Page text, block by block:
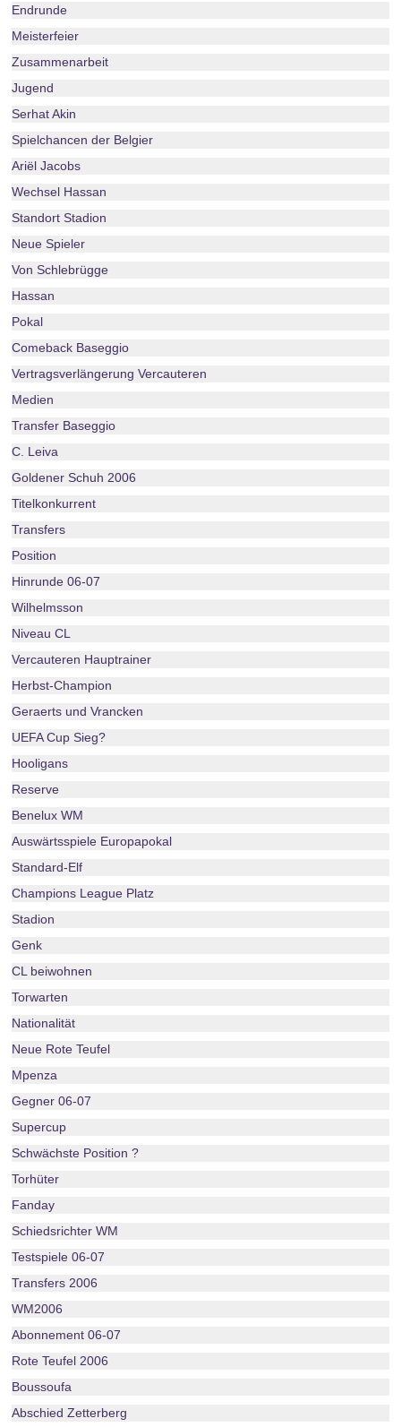
Endrunde
Meisterfeier
Zusammenarbeit
Jugend
Serhat Akin
Spielchancen der Belgier
Ariël Jacobs
Wechsel Hassan
Standort Stadion
Neue Spieler
Von Schlebrügge
Hassan
Pokal
Comeback Baseggio
Vertragsverlängerung Vercauteren
Medien
Transfer Baseggio
C. Leiva
Goldener Schuh 2006
Titelkonkurrent
Transfers
Position
Hinrunde 06-07
Wilhelmsson
Niveau CL
Vercauteren Hauptrainer
Herbst-Champion
Geraerts und Vrancken
UEFA Cup Sieg?
Hooligans
Reserve
Benelux WM
Auswärtsspiele Europapokal
Standard-Elf
Champions League Platz
Stadion
Genk
CL beiwohnen
Torwarten
Nationalität
Neue Rote Teufel
Mpenza
Gegner 06-07
Supercup
Schwächste Position ?
Torhüter
Fanday
Schiedsrichter WM
Testspiele 06-07
Transfers 2006
WM2006
Abonnement 06-07
Rote Teufel 2006
Boussoufa
Abschied Zetterberg